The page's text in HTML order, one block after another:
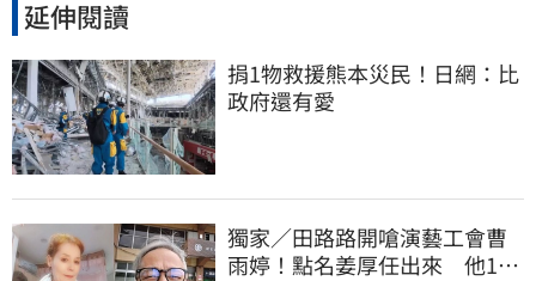
延伸閱讀
捐1物救援熊本災民！日網：比
政府還有愛
獨家／田路路開嗆演藝工會曹
雨婷！點名姜厚任出來 他16